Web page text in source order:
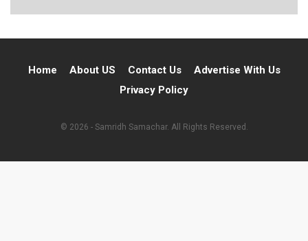
Home About US Contact Us
Advertise With Us
Privacy Policy
© 2026 - Samridh Samachar. All Rights Reserved.